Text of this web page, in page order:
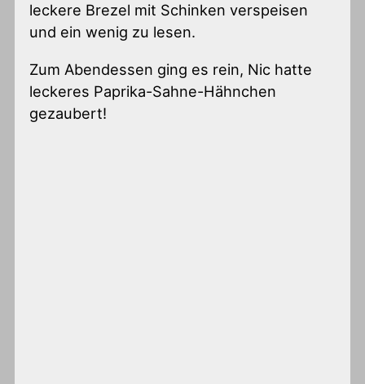
leckere Brezel mit Schinken verspeisen
und ein wenig zu lesen.
Zum Abendessen ging es rein, Nic hatte
leckeres Paprika-Sahne-Hähnchen
gezaubert!